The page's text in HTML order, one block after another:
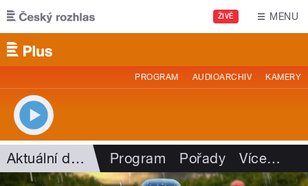
Přejít k hlavnímu obsahu
ŽIVĚ MENU
PROGRAM AUDIOARCHIV KAMERY
Aktuální dění Program Pořady Více…